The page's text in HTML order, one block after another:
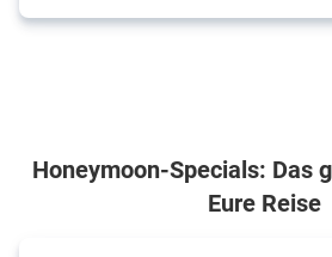
Honeymoon-Specials: Das
Eure Reise